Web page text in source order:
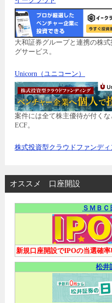
大和証券グループと連携の株
グサービス。
Unicorn（ユニコーン）
案件には全て株主優待が付く
ECF。
株式投資型クラウドファンディ
オススメ 口座開設
ＳＭＢＣ
新規口座開設でIPOの当選確率
松井